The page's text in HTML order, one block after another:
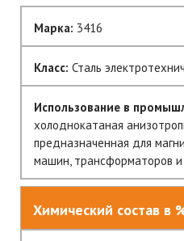
Марка: 3416
Класс: Сталь
Использование в
холоднокатаная
предназначенная для
машин, трансформаторов и
Химический состав в